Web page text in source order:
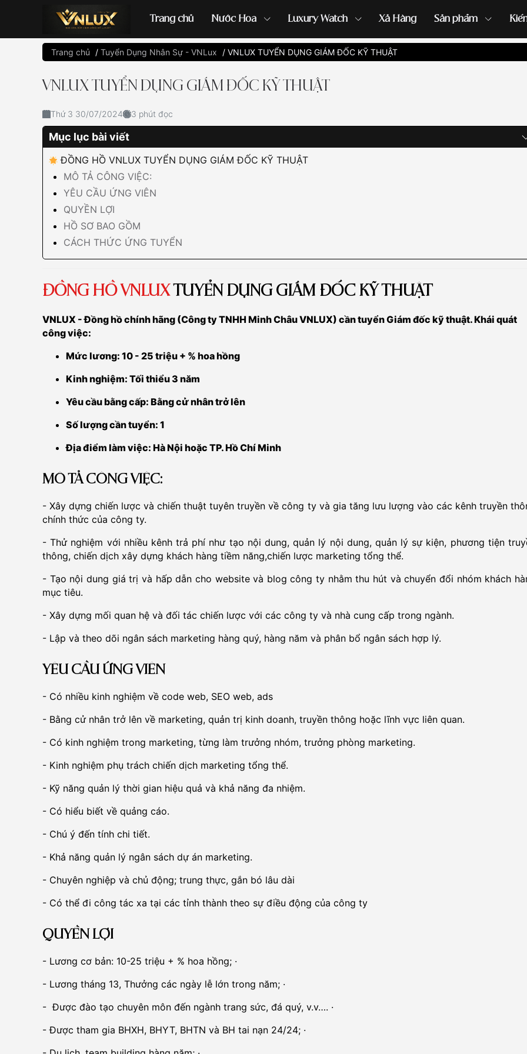
Trang chủ Nước Hoa Luxury Watch Xả Hàng Sản phẩm
Đồng hồ casio đồng hồ G-Shock đồng hồ Orient
Trang chủ / Tuyển Dụng Nhân Sự - VNLux / VNLUX TUYỂN DỤNG GIÁM ĐỐC KỸ THUẬT
VNLUX TUYỂN DỤNG GIÁM ĐỐC KỸ THUẬT
Thứ 3 30/07/2024 3 phút đọc
Mục lục bài viết
ĐỒNG HỒ VNLUX TUYỂN DỤNG GIÁM ĐỐC KỸ THUẬT
MÔ TẢ CÔNG VIỆC:
YÊU CẦU ỨNG VIÊN
QUYỀN LỢI
HỒ SƠ BAO GỒM
CÁCH THỨC ỨNG TUYỂN
ĐỒNG HỒ VNLUXTUYỂN DỤNG GIÁM ĐỐC KỸ THUẬT
VNLUX - Đồng hồ chính hãng (Công ty TNHH Minh Châu VNLUX) cần tuyển Giám đốc kỹ thuật. Khái quát
công việc:
Mức lương: 10 - 25 triệu + % hoa hồng
Kinh nghiệm: Tối thiểu 3 năm
Yêu cầu bằng cấp: Bằng cử nhân trở lên
Số lượng cần tuyển: 1
Địa điểm làm việc: Hà Nội hoặc TP. Hồ Chí Minh
MÔ TẢ CÔNG VIỆC:
- Xây dựng chiến lược và chiến thuật tuyên truyền về công ty và gia tăng lưu lượng vào các kênh truyền
chính thức của công ty.
- Thử nghiệm với nhiều kênh trả phí như tạo nội dung, quản lý nội dung, quản lý sự kiện, phương tiện
thông, chiến dịch xây dựng khách hàng tiềm năng,chiến lược marketing tổng thể.
- Tạo nội dung giá trị và hấp dẫn cho website và blog công ty nhằm thu hút và chuyển đổi nhóm khách
mục tiêu.
- Xây dựng mối quan hệ và đối tác chiến lược với các công ty và nhà cung cấp trong ngành.
- Lập và theo dõi ngân sách marketing hàng quý, hàng năm và phân bổ ngân sách hợp lý.
YÊU CẦU ỨNG VIÊN
- Có nhiều kinh nghiệm về code web, SEO web, ads
- Bằng cử nhân trở lên về marketing, quản trị kinh doanh, truyền thông hoặc lĩnh vực liên quan.
- Có kinh nghiệm trong marketing, từng làm trưởng nhóm, trưởng phòng marketing.
- Kinh nghiệm phụ trách chiến dịch marketing tổng thể.
- Kỹ năng quản lý thời gian hiệu quả và khả năng đa nhiệm.
- Có hiểu biết về quảng cáo.
- Chú ý đến tính chi tiết.
- Khả năng quản lý ngân sách dự án marketing.
- Chuyên nghiệp và chủ động; trung thực, gắn bó lâu dài
- Có thể đi công tác xa tại các tỉnh thành theo sự điều động của công ty
QUYỀN LỢI
- Lương cơ bản: 10-25 triệu + % hoa hồng; ·
- Lương tháng 13, Thưởng các ngày lễ lớn trong năm; ·
- Được đào tạo chuyên môn đến ngành trang sức, đá quý, v.v…. ·
- Được tham gia BHXH, BHYT, BHTN và BH tai nạn 24/24; ·